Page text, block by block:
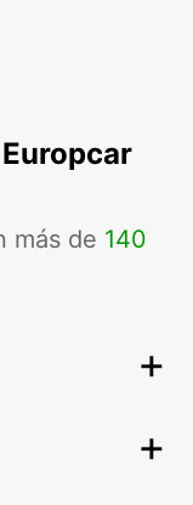
más de 140